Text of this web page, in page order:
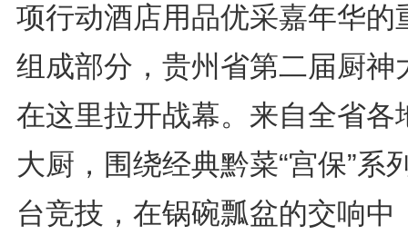
项行动酒店用品优采嘉年华的
组成部分，贵州省第二届厨神
在这里拉开战幕。来自全省各
大厨，围绕经典黔菜“宫保”系
台竞技，在锅碗瓢盆的交响中